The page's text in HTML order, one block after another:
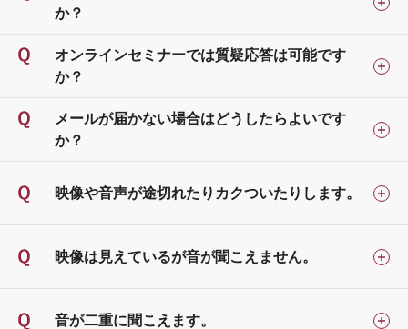
か？
オンラインセミナーでは質疑応答は可能です
か？
メールが届かない場合はどうしたらよいです
か？
映像や音声が途切れたりカクついたりします。
映像は見えているが音が聞こえません。
音が二重に聞こえます。